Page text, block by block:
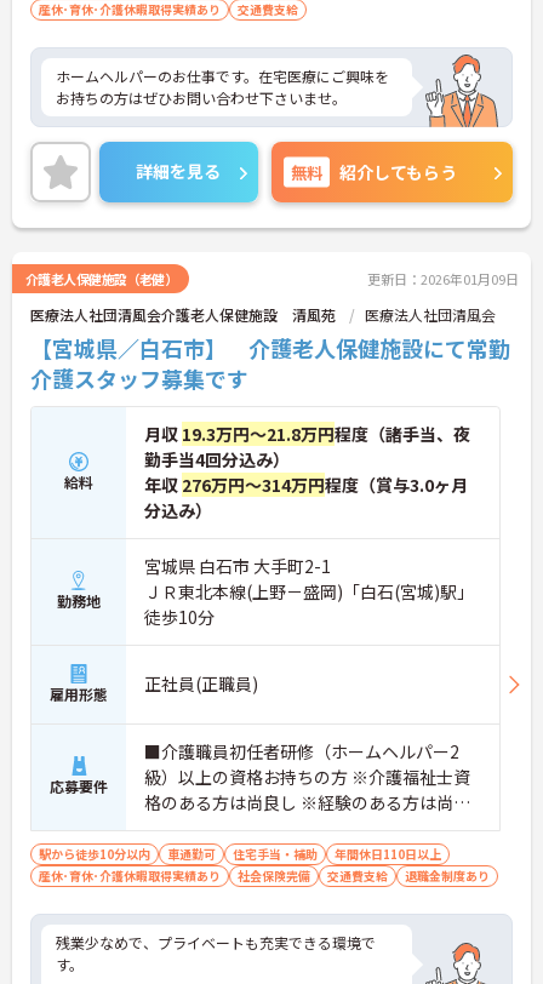
産休･育休･介護休暇取得実績あり
交通費支給
ホームヘルパーのお仕事です。在宅医療にご興味を
お持ちの方はぜひお問い合わせ下さいませ。
詳細を見る 無料 紹介してもらう
介護老人保健施設（老健） 更新日：2026年01月09日
医療法人社団清風会介護老人保健施設 清風苑 医療法人社団清風会
【宮城県／白石市】 介護老人保健施設にて常勤
介護スタッフ募集です
給料
月収 19.3万円～21.8万円程度（諸手当、夜
勤手当4回分込み）
年収 276万円～314万円程度（賞与3.0ヶ月
分込み）
勤務地
宮城県 白石市 大手町2-1
ＪＲ東北本線(上野－盛岡)「白石(宮城)駅」
徒歩10分
雇用形態 正社員(正職員)
応募要件
■介護職員初任者研修（ホームヘルパー2
級）以上の資格お持ちの方 ※介護福祉士資
格のある方は尚良し ※経験のある方は尚良
し ※未経験者、無資格者応相談
駅から徒歩10分以内 車通勤可 住宅手当・補助
年間休日110日以上
産休･育休･介護休暇取得実績あり
社会保険完備 交通費支給 退職金制度あり
残業少なめで、プライベートも充実できる環境で
す。